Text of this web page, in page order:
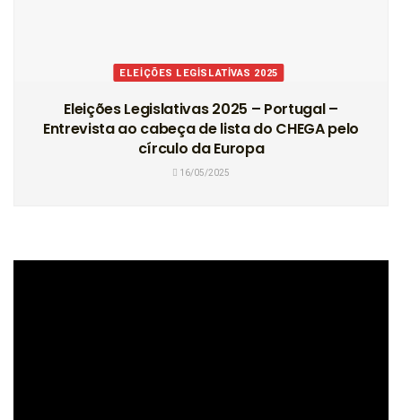
ELEIÇÕES LEGISLATIVAS 2025
Eleições Legislativas 2025 – Portugal –
Entrevista ao cabeça de lista do CHEGA pelo
círculo da Europa
16/05/2025